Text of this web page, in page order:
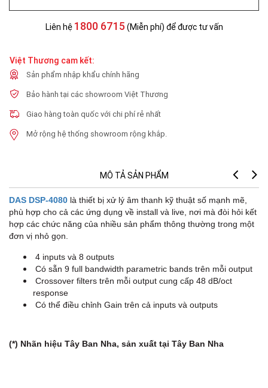
Liên hệ 1800 6715 (Miễn phí) để được tư vấn
Việt Thương cam kết:
Sản phẩm nhập khẩu chính hãng
Bảo hành tại các showroom Việt Thương
Giao hàng toàn quốc với chi phí rẻ nhất
Mở rộng hệ thống showroom rộng khắp.
MÔ TẢ SẢN PHẨM
DAS DSP-4080 là thiết bị xử lý âm thanh kỹ thuật số mạnh mẽ,
phù hợp cho cả các ứng dụng về install và live, nơi mà đòi hỏi kết
hợp các chức năng của nhiều sản phẩm thông thường trong một
đơn vị nhỏ gọn.
4 inputs và 8 outputs
Có sẵn 9 full bandwidth parametric bands trên mỗi output
Crossover filters trên mỗi output cung cấp 48 dB/oct
response
Có thể điều chỉnh Gain trên cả inputs và outputs
(*) Nhãn hiệu Tây Ban Nha, sản xuất tại Tây Ban Nha